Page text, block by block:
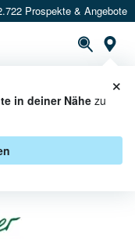
Prospekte & Angebote
in deiner Nähezu
×
-